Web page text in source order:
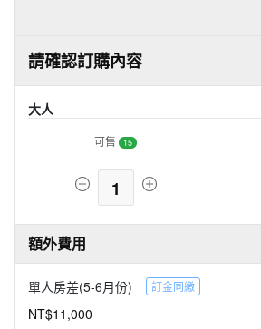
請確認訂購內容
大人
可售 15
1
額外費用
單人房差(5-6月份) 訂金同繳
NT$11,000